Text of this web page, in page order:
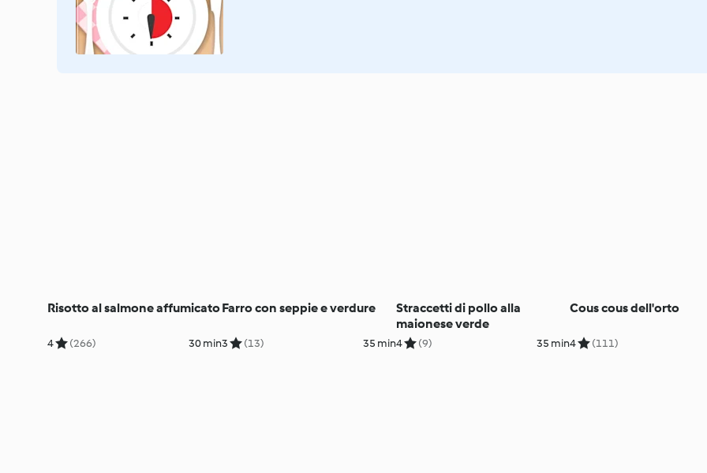
Risotto al salmone affumicato
4 (266) 30 min
Farro con seppie e verdure
3 (13) 35 min
Straccetti di pollo alla
maionese verde
4 (9) 35 min
Cous cous dell'orto
4 (111)